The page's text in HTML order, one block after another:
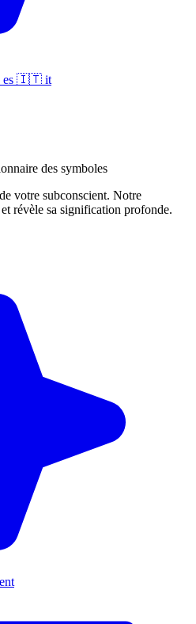
es 🇮🇹 it
des symboles
votre subconscient. Notre
révèle sa signification profonde.